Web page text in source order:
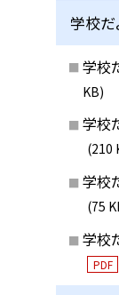
学校だ
学校
KB)
学校
(210
学校
(75
学校
PDF